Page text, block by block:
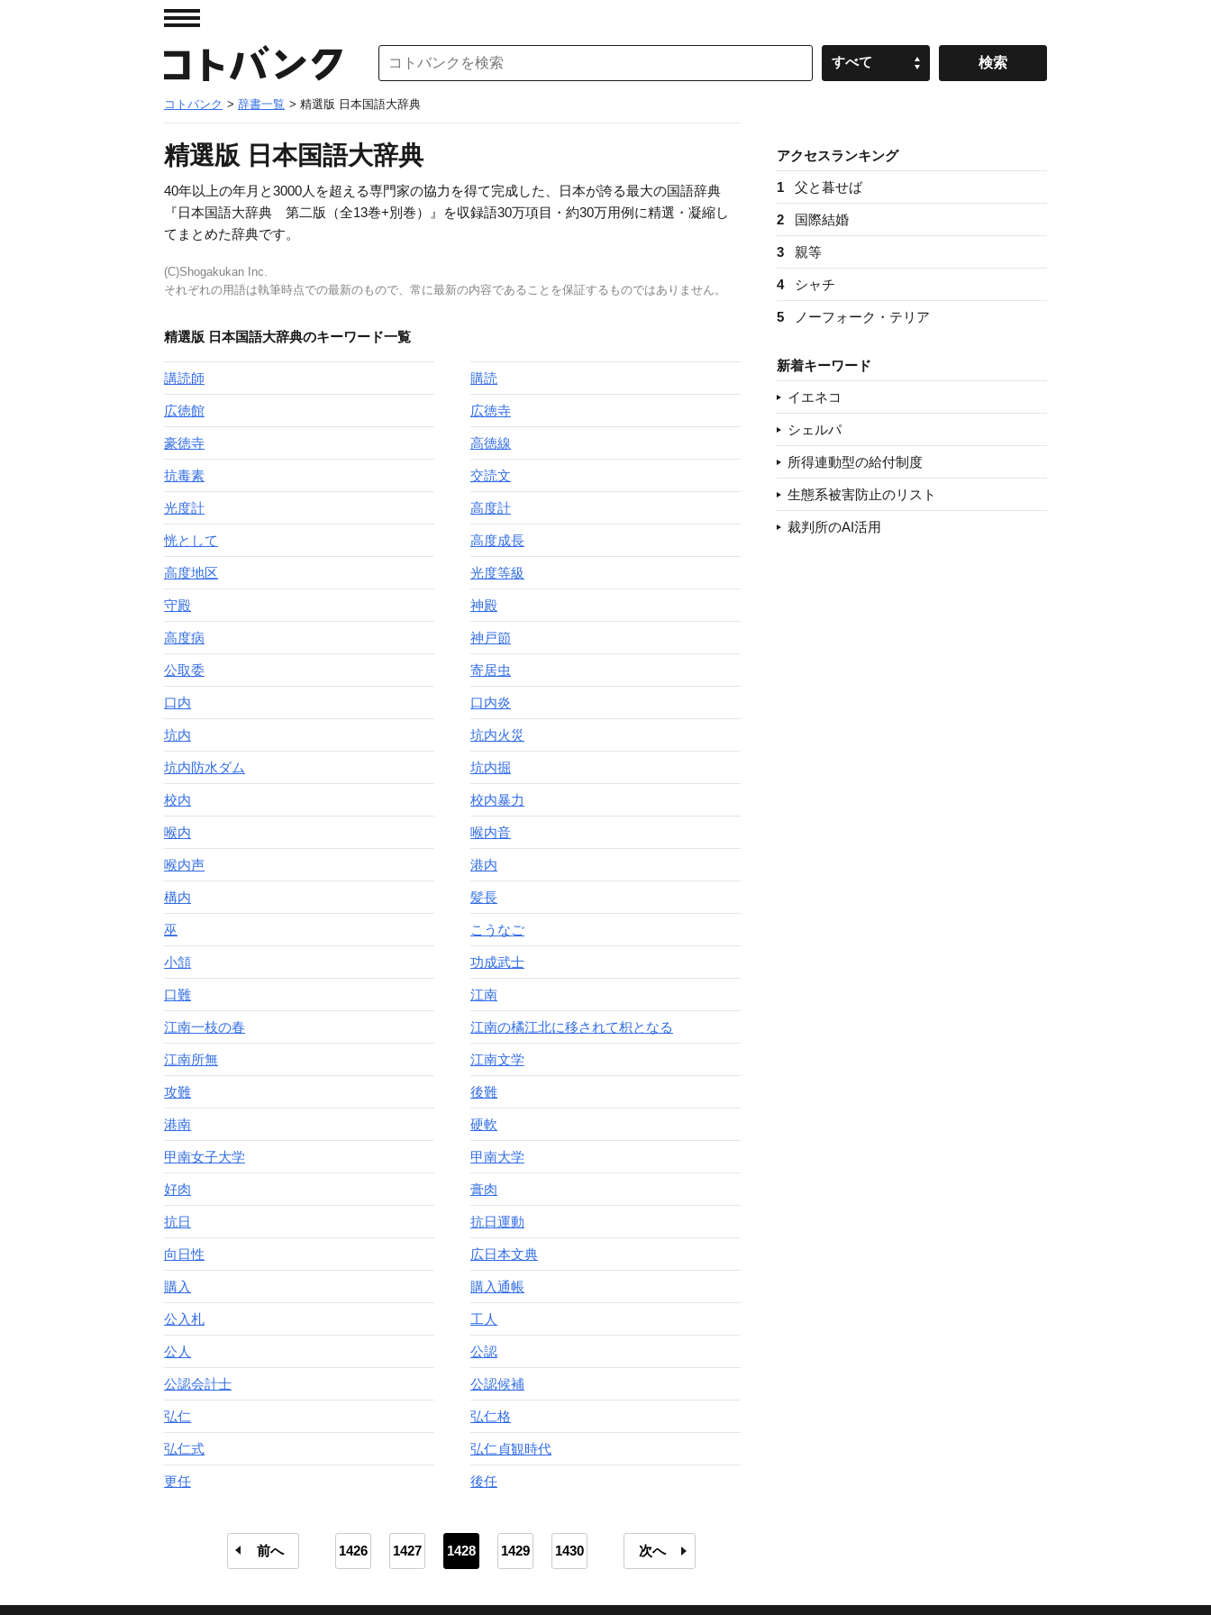
すべて
コトバンク > 辞書一覧 > 精選版 日本国語大辞典
精選版 日本国語大辞典
40年以上の年月と3000人を超える専門家の協力を得て完成した、日本が誇る最大の国語辞典
『日本国語大辞典 第二版（全13巻+別巻）』を収録語30万項目・約30万用例に精選・凝縮し
てまとめた辞典です。
(C)Shogakukan Inc.
それぞれの用語は執筆時点での最新のもので、常に最新の内容であることを保証するものではありません。
精選版 日本国語大辞典のキーワード一覧
講読師 購読
広徳館 広徳寺
豪徳寺 高徳線
抗毒素 交読文
光度計 高度計
恍として 高度成長
高度地区 光度等級
守殿 神殿
高度病 神戸節
公取委 寄居虫
口内 口内炎
坑内 坑内火災
坑内防水ダム 坑内掘
校内 校内暴力
喉内 喉内音
喉内声 港内
構内 髪長
巫 こうなご
小頷 功成武士
口難 江南
江南一枝の春 江南の橘江北に移されて枳となる
江南所無 江南文学
攻難 後難
港南 硬軟
甲南女子大学 甲南大学
好肉 膏肉
抗日 抗日運動
向日性 広日本文典
購入 購入通帳
公入札 工人
公人 公認
公認会計士 公認候補
弘仁 弘仁格
弘仁式 弘仁貞観時代
更任 後任
前へ 1426 1427 1428 1429 1430 次へ
アクセスランキング
1 父と暮せば
2 国際結婚
3 親等
4 シャチ
5 ノーフォーク・テリア
新着キーワード
イエネコ
シェルパ
所得連動型の給付制度
生態系被害防止のリスト
裁判所のAI活用